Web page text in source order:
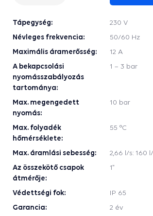
Tápegység: 230 V
Névleges frekvencia: 50/60 Hz
Maximális áramerősség: 12 A
A bekapcsolási
nyomásszabályozás
tartománya:
1 – 3 bar
Max. megengedett
nyomás:
10 bar
Max. folyadék
hőmérséklete:
55 °C
Max. áramlási sebesség: 2,66 l/s: 160
Az összekötő csapok
átmérője:
1"
Védettségi fok: IP 65
Garancia: 2 év